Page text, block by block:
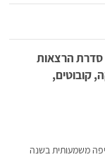
סדרת הרצאות
קובוטים,
משמעותית בשנה